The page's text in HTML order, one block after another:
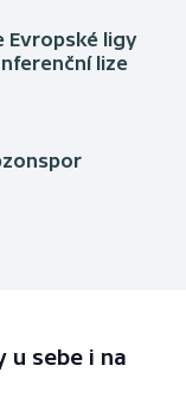
Evropské ligy
lize
sebe i na